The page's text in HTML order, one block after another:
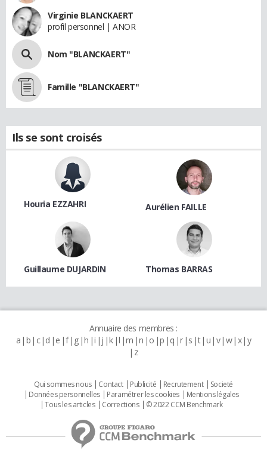
Virginie BLANCKAERT
profil personnel | ANOR
Nom "BLANCKAERT"
Famille "BLANCKAERT"
Ils se sont croisés
Houria EZZAHRI Aurélien FAILLE
Guillaume DUJARDIN Thomas BARRAS
Annuaire des membres :
a b c d e f g h i j k l m n o p q r s t u v w x y
z
Qui sommes nous Contact Publicité Recrutement
Societé
Données personnelles
Paramétrer les cookies
Mentions légales
Tous les articles
Corrections © 2022 CCM Benchmark